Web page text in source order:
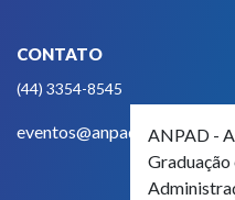
CONTATO
(44) 3354-8545
eventos@anpad.org.br
ANPAD -
Graduação